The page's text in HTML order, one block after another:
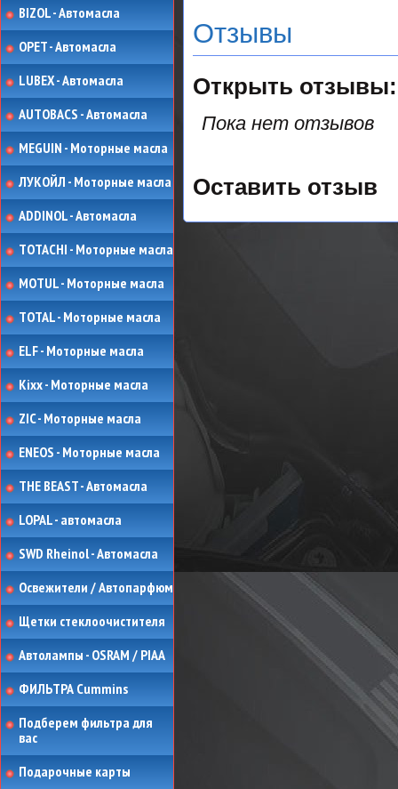
BIZOL - Автомасла
OPET - Автомасла
LUBEX - Автомасла
AUTOBACS - Автомасла
MEGUIN - Моторные масла
ЛУКОЙЛ - Моторные масла
ADDINOL - Автомасла
TOTACHI - Моторные масла
MOTUL - Моторные масла
TOTAL - Моторные масла
ELF - Моторные масла
Kixx - Моторные масла
ZIC - Моторные масла
ENEOS - Моторные масла
THE BEAST - Автомасла
LOPAL - автомасла
SWD Rheinol - Автомасла
Освежители / Автопарфюм
Щетки стеклоочистителя
Автолампы - OSRAM / PIAA
ФИЛЬТРА Cummins
Подберем фильтра для
вас
Подарочные карты
Отзывы
Открыть
Пока нет отзывов
Оставить отзыв